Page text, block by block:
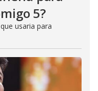
5?
usaria para